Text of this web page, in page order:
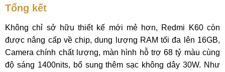
Tổng kết
Không chỉ sở hữu thiết kế mới mẻ hơn, Redmi K60 còn
được nâng cấp về chip, dung lượng RAM tối đa lên 16GB,
Camera chính chất lượng, màn hình hỗ trợ 68 tỷ màu cùng
độ sáng 1400nits, bổ sung thêm sạc không dây 30W. Như